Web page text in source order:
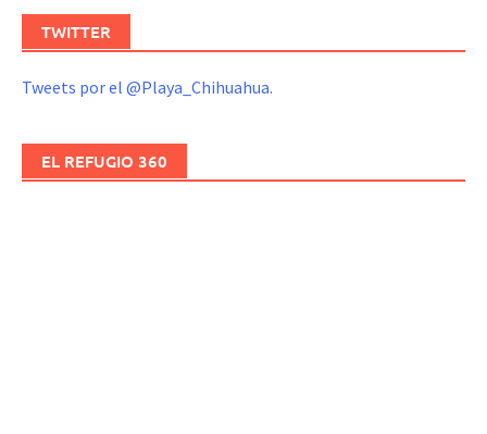
TWITTER
Tweets por el @Playa_Chihuahua.
EL REFUGIO 360